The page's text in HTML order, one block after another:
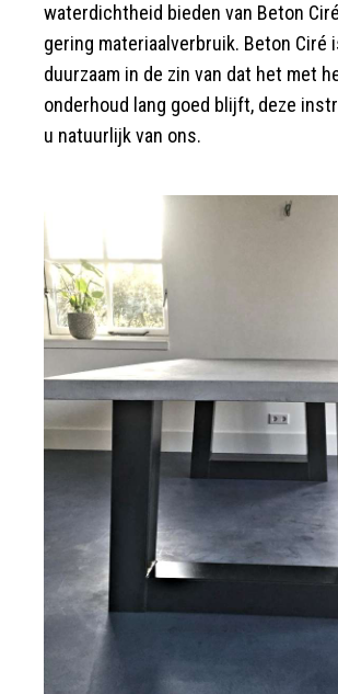
waterdichtheid bieden van Beton
gering materiaalverbruik. Beton Ciré
duurzaam in de zin van dat het met
onderhoud lang goed blijft, deze
u natuurlijk van ons.